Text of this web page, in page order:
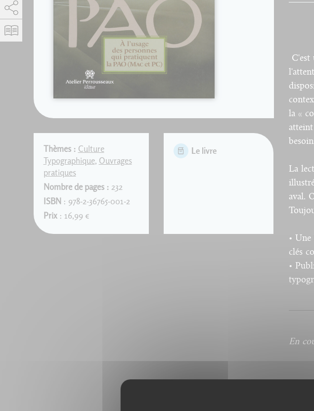
Thèmes : Culture
Typographique, Ouvrages
pratiques
Nombre de pages : 232
ISBN : 978-2-36765-001-2
Prix: 16,99 €
Le livre
C'est
la «
La
aval.
•
clés
•
En
AddThis est désactivé. Autoriser